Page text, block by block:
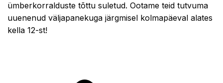
ümberkorralduste tõttu suletud. Ootame teid tutvuma
uuenenud väljapanekuga järgmisel kolmapäeval alates
kella 12-st!